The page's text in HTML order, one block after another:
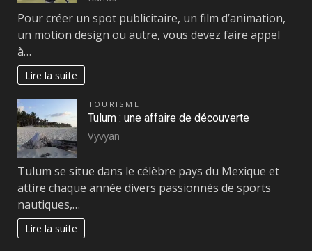
Pour créer un spot publicitaire, un film d’animation,
un motion design ou autre, vous devez faire appel
à…
Lire la suite
TOURISME
Tulum : une affaire de découverte
Vyvyan
Tulum se situe dans le célèbre pays du Mexique et
attire chaque année divers passionnés de sports
nautiques,…
Lire la suite